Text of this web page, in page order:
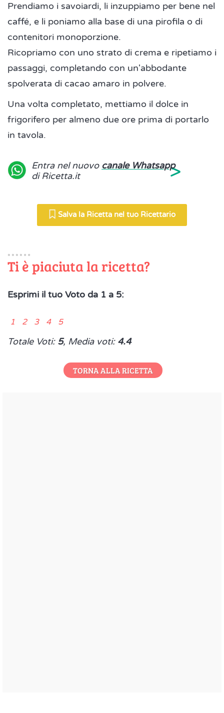
Prendiamo i savoiardi, li inzuppiamo per bene nel
caffé, e li poniamo alla base di una pirofila o di
contenitori monoporzione.
Ricopriamo con uno strato di crema e ripetiamo i
passaggi, completando con un'abbodante
spolverata di cacao amaro in polvere.
Una volta completato, mettiamo il dolce in
frigorifero per almeno due ore prima di portarlo
in tavola.
Entra nel nuovo canale Whatsapp
di Ricetta.it
>
Salva la Ricetta nel tuo Ricettario
Ti è piaciuta la ricetta?
Esprimi il tuo Voto da 1 a 5:
1 2 3 4 5
Totale Voti: 5, Media voti: 4.4
TORNA ALLA RICETTA